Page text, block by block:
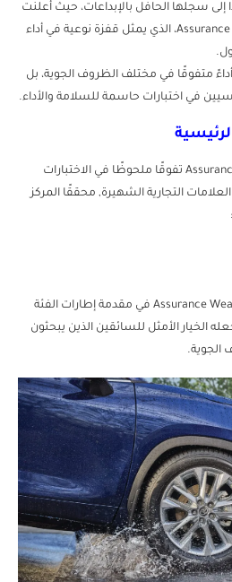
إلى سجلها الحافل بالإبداعات، حيث أعلنت
عن إطلاق إطار Assurance WeatherReady، الذي يمثل قفزة نوعية في أداء
متفوقًا في مختلف الظروف الجوية، بل
في اختبارات حاسمة للسلامة والأداء.
أظهر إطار Assurance WeatherReady® 2 تفوقًا ملحوظًا في الاختبارات
التجارية الشهيرة, محققًا المركز
هذه النتائج تضع Assurance WeatherReady® 2 في مقدمة إطارات الفئة
الخيار الأمثل للسائقين الذين يبحثون
الجوية.